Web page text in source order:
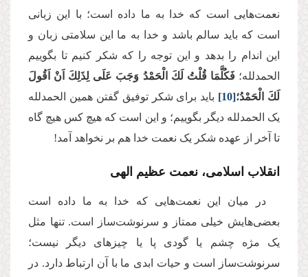
نعمت‌هایی است که خدا به ما داده است؛ با این زبانی
است که باید سالم باشد و خدا به ما این سلامتی زبان و
این اندام را بدهد و این توجه را که شکر کنیم تا بگوییم
الحمدلله؛فَكُلَّمَا قُلْتُ لَكَ الْحَمْدُ وَجَبَ عَلَی لِذَلِكَ اَنْ اَقُولَ
لَكَ الْحَمْدُ؛[10] باید برای شکر توفیق گفتن همین الحمدلله
یک الحمدلله دیگر بگوییم؛ و این است که هیچ کس هیچ گاه
تا آخر از عهده شکر یک نعمت خدا هم بر نخواهد آمد!
انقلاب اسلامی، نعمت عظیم الهی
در میان این نعمت‌هایی که خدا به ما داده است
بعضی‌هایش خیلی ممتاز و سرنوشت‌ساز است. تنها مثل
یک مژه چشم یا گودی پا یا چیزهای دیگر نیست؛
سرنوشت‌ساز است و حیات ابدی ما با آن ارتباط دارد. در